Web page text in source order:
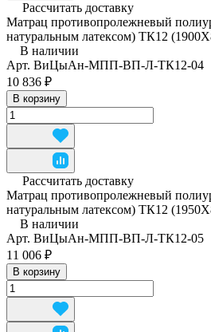
Рассчитать доставку
Матрац противопролежневый
натуральным латексом) ТК12
В наличии
Арт. ВиЦыАн-МПП-ВП-Л-ТК12-04
10 836 ₽
В корзину
Рассчитать доставку
Матрац противопролежневый
натуральным латексом) ТК12
В наличии
Арт. ВиЦыАн-МПП-ВП-Л-ТК12-05
11 006 ₽
В корзину